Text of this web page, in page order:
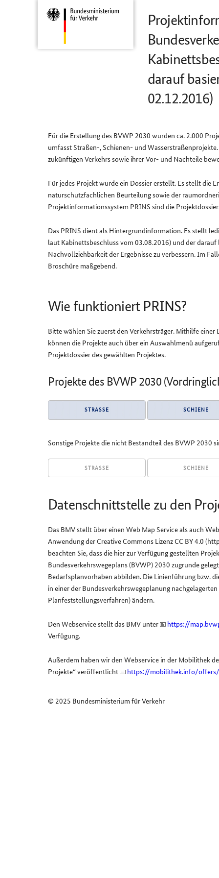
darauf
02.12.2016)
Für die Erstellung des BVWP 2030 wurden ca. 2.000
umfasst Straßen-, Schienen- und
zukünftigen Verkehrs sowie ihrer Vor- und Nachteile
Für jedes Projekt wurde ein Dossier erstellt. Es stellt die
naturschutzfachlichen Beurteilung sowie der
Projektinformationssystem PRINS sind die
Das PRINS dient als Hintergrundinformation. Es stellt
laut Kabinettsbeschluss vom 03.08.2016) und der
Nachvollziehbarkeit der Ergebnisse zu verbessern. Im
Broschüre maßgebend.
Wie funktioniert PRINS?
Bitte wählen Sie zuerst den Verkehrsträger. Mithilfe
können die Projekte auch über ein Auswahlmenü
Projektdossier des gewählten Projektes.
Projekte des BVWP 2030
STRASSE SCHIENE
Sonstige Projekte die nicht Bestandteil des BVWP 2030
STRASSE SCHIENE
Datenschnittstelle zu den
Das BMV stellt über einen Web Map Service als auch
Anwendung der Creative Commons Lizenz CC BY 4.0
beachten Sie, dass die hier zur Verfügung gestellten
Bundesverkehrswegeplans (BVWP) 2030 zugrunde
Bedarfsplanvorhaben abbilden. Die Linienführung bzw.
in einer der Bundesverkehrswegeplanung
Planfeststellungsverfahren) ändern.
Den Webservice stellt das BMV unter
https://
Verfügung.
Außerdem haben wir den Webservice in der Mobilithek
Projekte“ veröffentlicht
https://mobilithek.info/
© 2025 Bundesministerium für Verkehr